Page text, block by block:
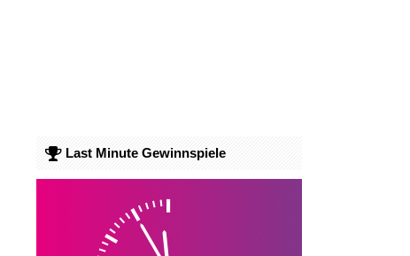
Last Minute Gewinnspiele